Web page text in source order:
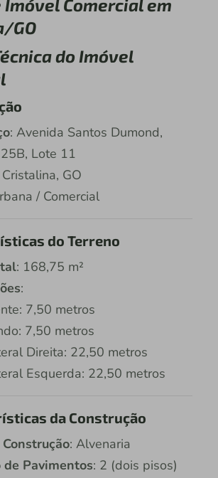
Imóvel Comercial em
GO
do Imóvel
: Avenida Santos Dumond,
Lote 11
Cristalina, GO
/ Comercial
do Terreno
: 168,75 m²
:
7,50 metros
7,50 metros
Direita: 22,50 metros
Esquerda: 22,50 metros
da Construção
: Alvenaria
de Pavimentos: 2 (dois pisos)